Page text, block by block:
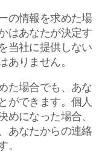
の情報を求めた場
はあなたが決定す
当社に提供しない
ありません。
た場合でも、あな
ができます。個人
めになった場合、
あなたからの連絡
。